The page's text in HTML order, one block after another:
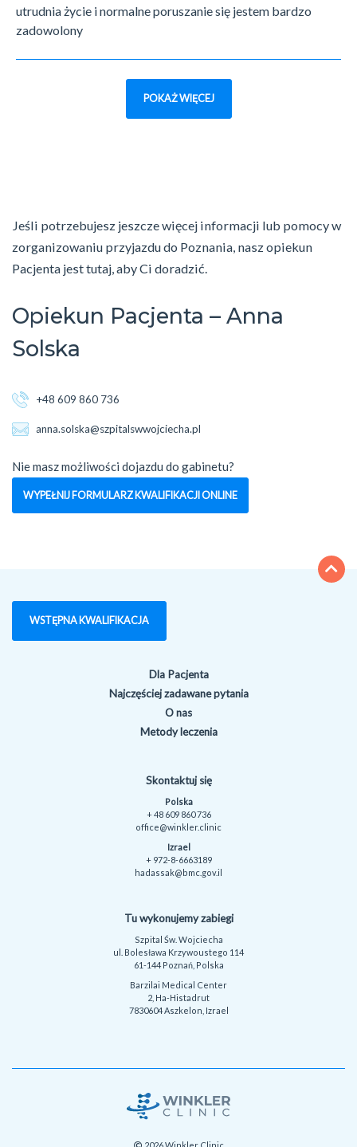
utrudnia życie i normalne poruszanie się jestem bardzo
zadowolony
POKAŻ WIĘCEJ
Jeśli potrzebujesz jeszcze więcej informacji lub pomocy w
zorganizowaniu przyjazdu do Poznania, nasz opiekun
Pacjenta jest tutaj, aby Ci doradzić.
Opiekun Pacjenta – Anna
Solska
+48 609 860 736
anna.solska@szpitalswwojciecha.pl
Nie masz możliwości dojazdu do gabinetu?
WYPEŁNIJ FORMULARZ KWALIFIKACJI ONLINE
WSTĘPNA KWALIFIKACJA
Dla Pacjenta
Najczęściej zadawane pytania
O nas
Metody leczenia
Skontaktuj się
Polska
+ 48 609 860 736
office@winkler.clinic
Izrael
+ 972-8-6663189
hadassak@bmc.gov.il
Tu wykonujemy zabiegi
Szpital Św. Wojciecha
ul. Bolesława Krzywoustego 114
61-144 Poznań, Polska
Barzilai Medical Center
2, Ha-Histadrut
7830604 Aszkelon, Izrael